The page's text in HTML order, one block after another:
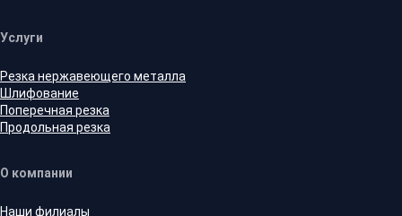
Услуги
Резка нержавеющего металла
Шлифование
Поперечная резка
Продольная резка
О компании
Наши филиалы